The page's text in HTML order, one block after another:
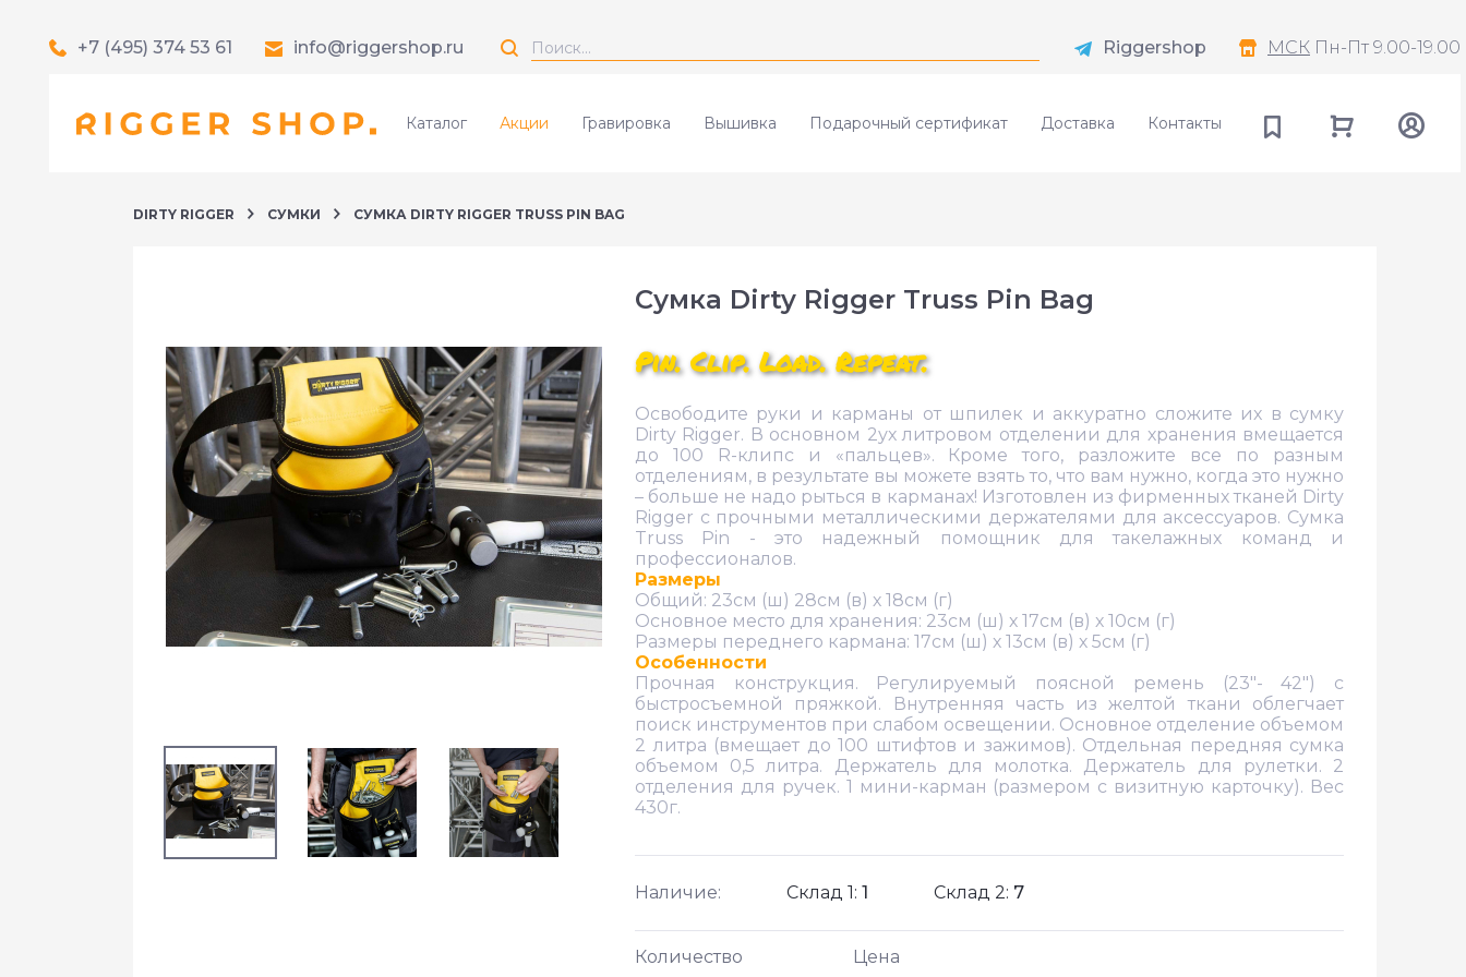
+7 (495) 374 53 61 info@riggershop.ru Riggershop МСК Пн-Пт 9.00-19.00
Каталог Акции Гравировка Вышивка Подарочный сертификат Доставка Контакты
DIRTY RIGGER СУМКИ СУМКА DIRTY RIGGER TRUSS PIN BAG
Сумка Dirty Rigger Truss Pin Bag
Pin. Clip. Load. Repeat.
Освободите руки и карманы от шпилек и аккуратно сложите их в сумку
Dirty Rigger. В основном 2ух литровом отделении для хранения вмещается
до 100 R-клипс и «пальцев». Кроме того, разложите все по разным
отделениям, в результате вы можете взять то, что вам нужно, когда это нужно
– больше не надо рыться в карманах! Изготовлен из фирменных тканей Dirty
Rigger с прочными металлическими держателями для аксессуаров. Сумка
Truss Pin - это надежный помощник для такелажных команд и
профессионалов.
Размеры
Общий: 23см (ш) 28см (в) х 18см (г)
Основное место для хранения: 23см (ш) х 17см (в) х 10см (г)
Размеры переднего кармана: 17см (ш) х 13см (в) х 5см (г)
Особенности
Прочная конструкция. Регулируемый поясной ремень (23"- 42") с
быстросъемной пряжкой. Внутренняя часть из желтой ткани облегчает
поиск инструментов при слабом освещении. Основное отделение объемом
2 литра (вмещает до 100 штифтов и зажимов). Отдельная передняя сумка
объемом 0,5 литра. Держатель для молотка. Держатель для рулетки. 2
отделения для ручек. 1 мини-карман (размером с визитную карточку). Вес
430г.
Наличие: Склад 1: 1 Склад 2: 7
Количество Цена